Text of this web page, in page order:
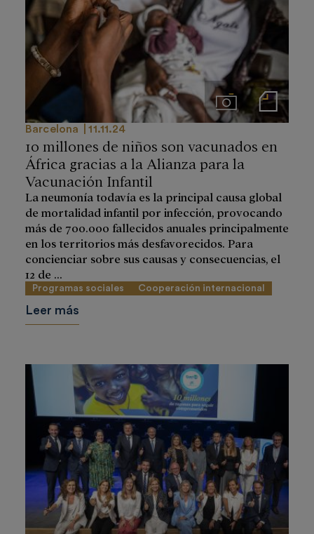
ImágenesNotas de prensa
Barcelona 11.11.24
10 millones de niños son vacunados en
África gracias a la Alianza para la
Vacunación Infantil
La neumonía todavía es la principal causa global
de mortalidad infantil por infección, provocando
más de 700.000 fallecidos anuales principalmente
en los territorios más desfavorecidos. Para
concienciar sobre sus causas y consecuencias, el
12 de ...
Programas sociales Cooperación internacional
Leer más